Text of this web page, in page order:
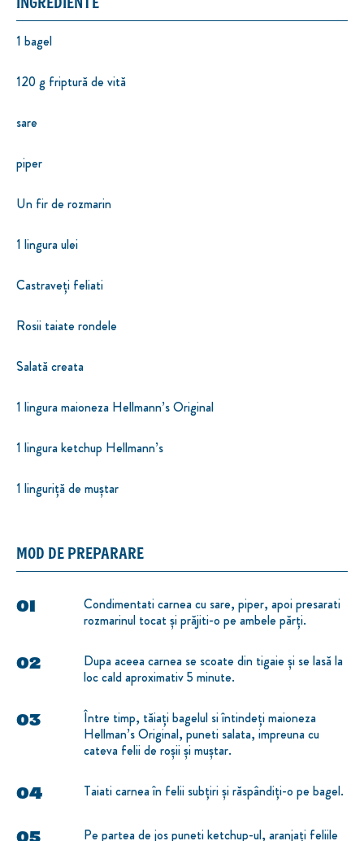
1 bagel
120 g friptură de vită
sare
piper
Un fir de rozmarin
1 lingura ulei
Castraveți feliati
Rosii taiate rondele
Salată creata
1 lingura maioneza Hellmann’s Original
1 lingura ketchup Hellmann’s
1 linguriță de muștar
MOD DE PREPARARE
Condimentati carnea cu sare, piper, apoi presarati
rozmarinul tocat și prăjiti-o pe ambele părți.
Dupa aceea carnea se scoate din tigaie și se lasă la
loc cald aproximativ 5 minute.
Între timp, tăiați bagelul si întindeți maioneza
Hellman’s Original, puneti salata, impreuna cu
cateva felii de roșii și muștar.
Taiati carnea în felii subțiri și răspândiți-o pe bagel.
Pe partea de jos puneti ketchup-ul, aranjați feliile